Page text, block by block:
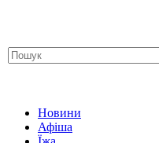
Новини
Афіша